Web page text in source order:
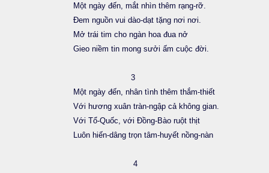
Một ngày đến, mắt nhìn thêm rạng-rỡ.
Đem nguồn vui dào-dạt tặng nơi nơi.
Mở trái tim cho ngàn hoa đua nở
Gieo niềm tin mong sưởi ấm cuộc đời.
3
Một ngày đến, nhân tình thêm thắm-thiết
Với hương xuân tràn-ngập cả không gian.
Với Tổ-Quốc, với Đồng-Bào ruột thịt
Luôn hiến-dâng trọn tâm-huyết nồng-nàn
4